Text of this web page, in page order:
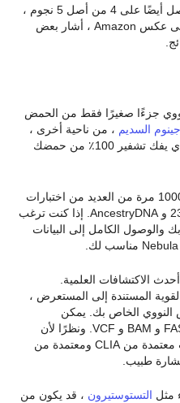
حصل أيضًا على 4 من أصل 5 نجوم ،
مع رضا العملاء بالنتائج الملحوظة. على عكس Amazon ، أشار بعض
جزءًا صغيرًا فقط من الحمض
السديم ، من ناحية أخرى ،
ينفذ تسلسل الجينوم الكامل 30X الذي يفك تشفير 100٪ من حمضك
بهذه الطريقة ، نوفر بيانات أكثر بـ 10000 مرة من العديد من اختبارات
الحمض النووي الأخرى مثل 23andMe و AncestryDNA. إذا كنت ترغب
والوصول الكامل إلى البيانات
الاكتشافات العلمية.
المستندة إلى المستعرض ،
النووي الخاص بك. يمكن
للمستخدمين أيضًا تنزيل ملفات FASTQ و BAM و VCF. ونظرًا لأن
التسلسل الخاص بنا يتم في مختبرات معتمدة من CLIA ومعتمدة من
مثل التستوستيرون ، قد يكون من